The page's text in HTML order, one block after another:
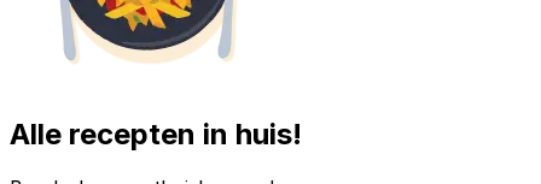
Alle recepten in huis!